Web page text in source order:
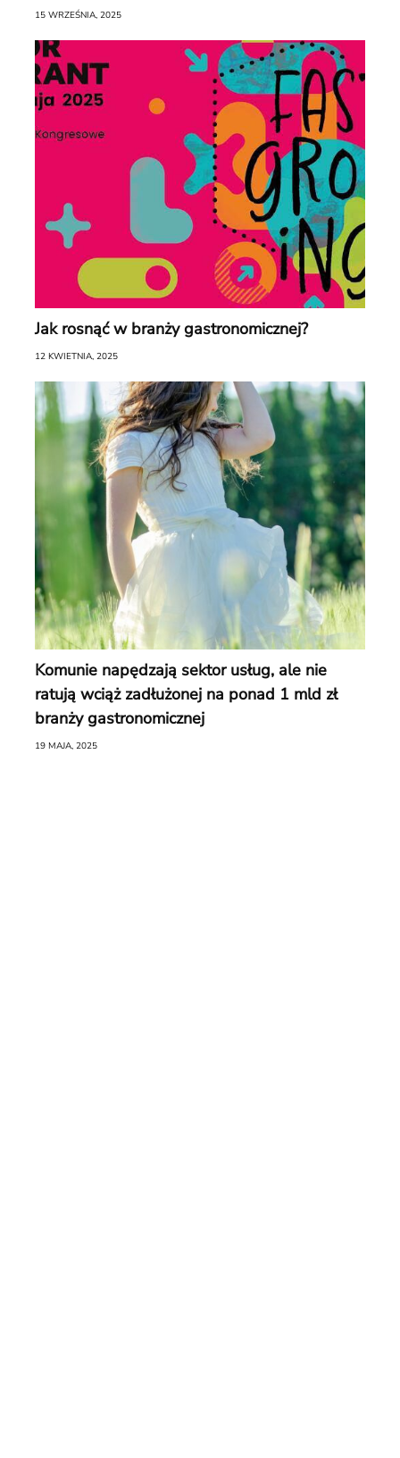
15 WRZEŚNIA, 2025
Jak rosnąć w branży gastronomicznej?
12 KWIETNIA, 2025
Komunie napędzają sektor usług, ale nie
ratują wciąż zadłużonej na ponad 1 mld zł
branży gastronomicznej
19 MAJA, 2025